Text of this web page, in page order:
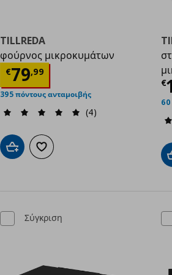
TILLREDA
φούρνος μικροκυμάτων
€79,99
Τρέχουσα τιμή €
395 πόντους ανταμοιβής
(4)
Προσθήκη στο καλάθι
Προσθήκη στα αγαπημένα
€
60
Σύγκριση